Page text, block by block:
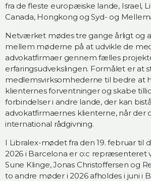
fra de fleste europæiske lande, Israel,
Canada, Hongkong og Syd- og
Netværket mødes tre gange årligt og
mellem møderne på at udvikle de
advokatfirmaer gennem fælles
erfaringsudvekslingen. Formålet er at
medlemsvirksomhederne til bedre at
klienternes forventninger og skabe
forbindelser i andre lande, der kan bistå
advokatfirmaernes klienterne, når der
international rådgivning.
I Libralex-mødet fra den 19. februar til
2026 i Barcelona er o:c repræsenteret
Sune Klinge, Jonas Christoffersen og
to andre møder i 2026 afholdes i juni i